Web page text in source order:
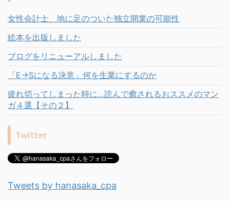
女性会計士、地に足のついた独立開業の可能性
絵本を出版しました
ブログをリニューアルしました
「E→Sになる決意」何を生業にするのか
疲れ切ってしまった時に…読んで癒されるおススメのマン
ガ４選【その２】
Twitter
Tweets by hanasaka_cpa